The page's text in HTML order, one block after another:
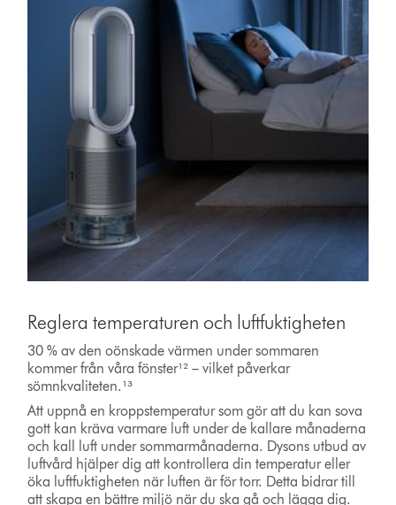
Reglera temperaturen och luftfuktigheten
30 % av den oönskade värmen under sommaren
kommer från våra fönster¹² – vilket påverkar
sömnkvaliteten.¹³
Att uppnå en kroppstemperatur som gör att du kan sova
gott kan kräva varmare luft under de kallare månaderna
och kall luft under sommarmånaderna. Dysons utbud av
luftvård hjälper dig att kontrollera din temperatur eller
öka luftfuktigheten när luften är för torr. Detta bidrar till
att skapa en bättre miljö när du ska gå och lägga dig.